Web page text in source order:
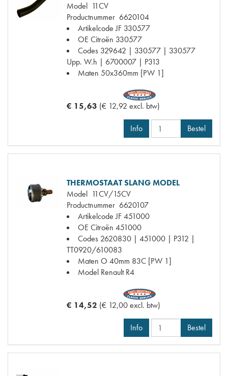
Model 11CV
Productnummer 6620104
Artikelcode JF 330577
OE Citroën 330577
Codes 329642 | 330577 | 330577
Upp. W.h | 6700007 | P313
Maten 50x360mm [PW 1]
€ 15,63 (€ 12,92 excl. btw)
Info Bestel
THERMOSTAAT SLANG MODEL
Model 11CV/15CV
Productnummer 6620107
Artikelcode JF451000
OE Citroën 451000
Codes 2620830 | 451000 | P312 |
TT0920/610083
Maten O 40mm 83C [PW 1]
Model Renault R4
€ 14,52 (€ 12,00 excl. btw)
Info Bestel